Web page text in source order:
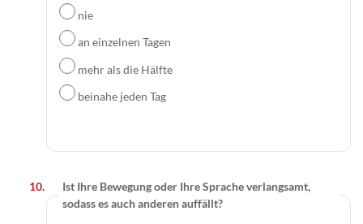
nie
an einzelnen Tagen
mehr als die Hälfte
beinahe jeden Tag
Ist Ihre Bewegung oder Ihre Sprache verlangsamt,
sodass es auch anderen auffällt?